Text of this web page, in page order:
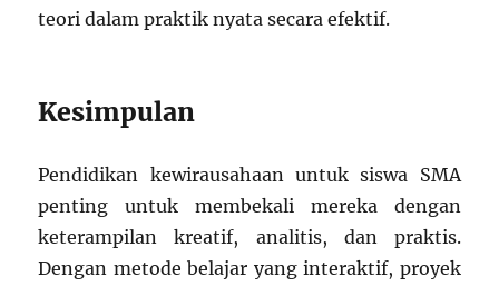
teori dalam praktik nyata secara efektif.
Kesimpulan
Pendidikan kewirausahaan untuk siswa SMA
penting untuk membekali mereka dengan
keterampilan kreatif, analitis, dan praktis.
Dengan metode belajar yang interaktif, proyek